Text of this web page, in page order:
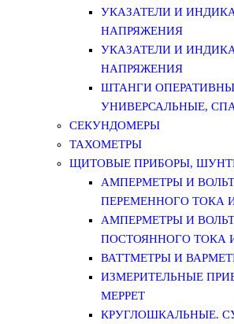
УКАЗАТЕЛИ И
НАПРЯЖЕНИЯ
УКАЗАТЕЛИ И
НАПРЯЖЕНИЯ
ШТАНГИ
УНИВЕРСАЛЬНЫЕ,
СЕКУНДОМЕРЫ
ТАХОМЕТРЫ
ЩИТОВЫЕ ПРИБОРЫ,
АМПЕРМЕТРЫ И
ПЕРЕМЕННОГО ТОКА
АМПЕРМЕТРЫ И
ПОСТОЯННОГО ТОКА
ВАТТМЕТРЫ И
ИЗМЕРИТЕЛЬНЫЕ
МЕРРЕТ
КРУГЛОШКАЛЬНЫЕ.